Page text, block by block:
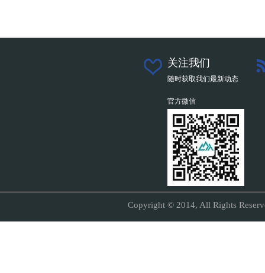
关注我们
随时获取我们最新动态
官方微信
Copyright © 2014, All Rights